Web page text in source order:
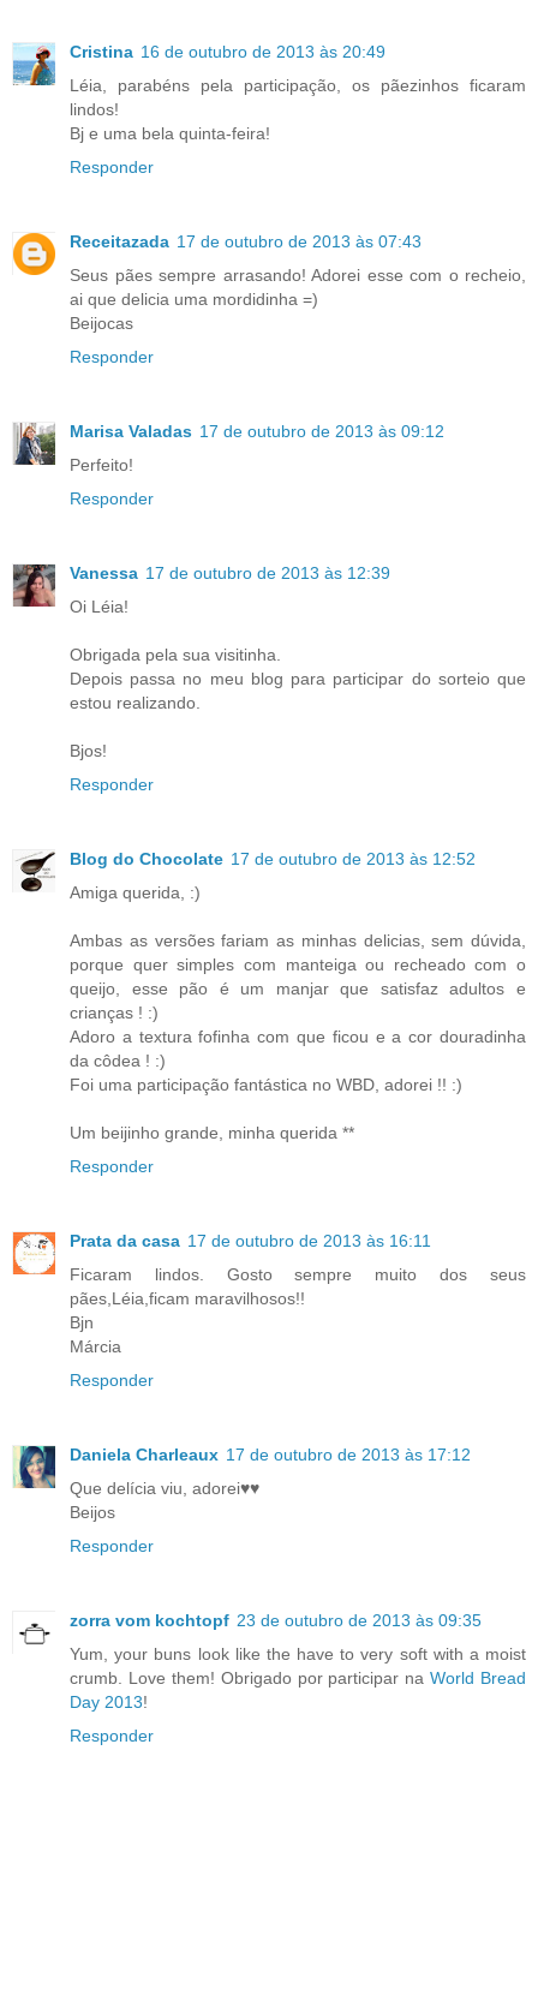
Cristina 16 de outubro de 2013 às 20:49
Léia, parabéns pela participação, os pãezinhos ficaram
lindos!
Bj e uma bela quinta-feira!
Responder
Receitazada 17 de outubro de 2013 às 07:43
Seus pães sempre arrasando! Adorei esse com o recheio,
ai que delicia uma mordidinha =)
Beijocas
Responder
Marisa Valadas 17 de outubro de 2013 às 09:12
Perfeito!
Responder
Vanessa 17 de outubro de 2013 às 12:39
Oi Léia!
Obrigada pela sua visitinha.
Depois passa no meu blog para participar do sorteio que
estou realizando.
Bjos!
Responder
Blog do Chocolate 17 de outubro de 2013 às 12:52
Amiga querida, :)
Ambas as versões fariam as minhas delicias, sem dúvida,
porque quer simples com manteiga ou recheado com o
queijo, esse pão é um manjar que satisfaz adultos e
crianças ! :)
Adoro a textura fofinha com que ficou e a cor douradinha
da côdea ! :)
Foi uma participação fantástica no WBD, adorei !! :)
Um beijinho grande, minha querida **
Responder
Prata da casa 17 de outubro de 2013 às 16:11
Ficaram lindos. Gosto sempre muito dos seus
pães,Léia,ficam maravilhosos!!
Bjn
Márcia
Responder
Daniela Charleaux 17 de outubro de 2013 às 17:12
Que delícia viu, adorei♥♥
Beijos
Responder
zorra vom kochtopf 23 de outubro de 2013 às 09:35
Yum, your buns look like the have to very soft with a moist
crumb. Love them! Obrigado por participar naWorld Bread
Day 2013!
Responder